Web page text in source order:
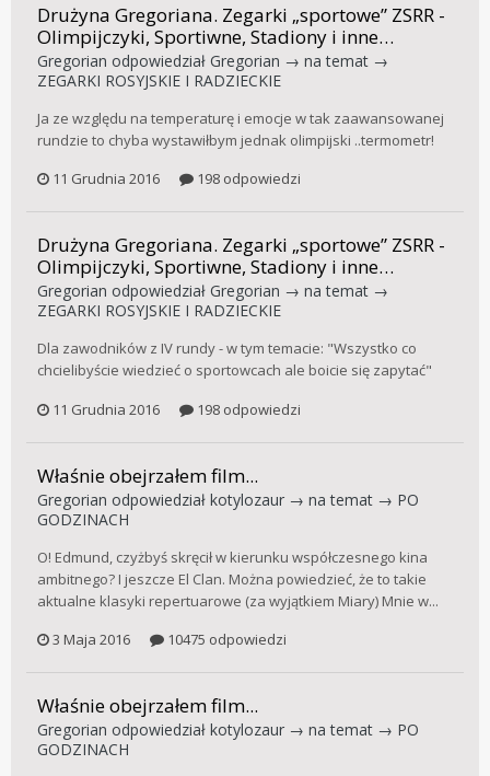
Drużyna Gregoriana. Zegarki „sportowe” ZSRR -
Olimpijczyki, Sportiwne, Stadiony i inne…
Gregorian odpowiedział Gregorian → na temat →
ZEGARKI ROSYJSKIE I RADZIECKIE
Ja ze względu na temperaturę i emocje w tak zaawansowanej
rundzie to chyba wystawiłbym jednak olimpijski ..termometr!
11 Grudnia 2016
198 odpowiedzi
Drużyna Gregoriana. Zegarki „sportowe” ZSRR -
Olimpijczyki, Sportiwne, Stadiony i inne…
Gregorian odpowiedział Gregorian → na temat →
ZEGARKI ROSYJSKIE I RADZIECKIE
Dla zawodników z IV rundy - w tym temacie: "Wszystko co
chcielibyście wiedzieć o sportowcach ale boicie się zapytać"
11 Grudnia 2016
198 odpowiedzi
Właśnie obejrzałem film...
Gregorian odpowiedział kotylozaur → na temat → PO
GODZINACH
O! Edmund, czyżbyś skręcił w kierunku współczesnego kina
ambitnego? I jeszcze El Clan. Można powiedzieć, że to takie
aktualne klasyki repertuarowe (za wyjątkiem Miary) Mnie w...
3 Maja 2016
10475 odpowiedzi
Właśnie obejrzałem film...
Gregorian odpowiedział kotylozaur → na temat → PO
GODZINACH